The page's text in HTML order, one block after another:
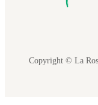
Copyright © La